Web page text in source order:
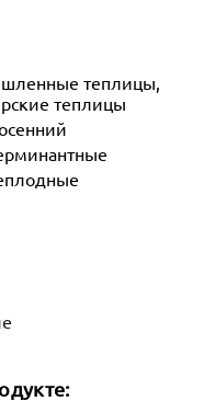
теплицы,
теплицы